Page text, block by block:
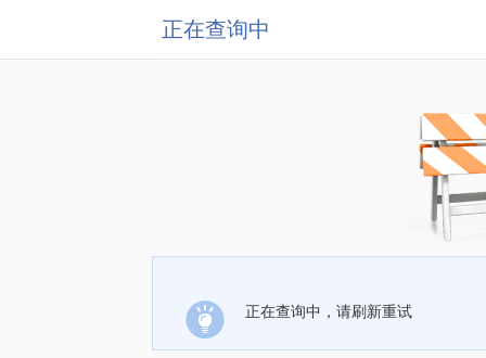
正在查询中
正在查询中，请刷新重试